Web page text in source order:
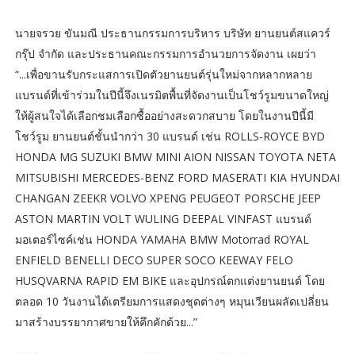
นายจรวย ขันมณี ประธานกรรมการบริหาร บริษัท ยานยนต์สแควร์
กรุ๊ป จำกัด และประธานคณะกรรมการอำนวยการจัดงาน เผยว่า
“...เพื่อขานรับกระแสการเปิดตัวยานยนต์รุ่นใหม่จากหลากหลาย
แบรนด์ที่เข้าร่วมในปีนี้จึงเนรมิตพื้นที่จัดงานเป็นโชว์รูมขนาดใหญ่
ให้ผู้สนใจได้เลือกชมเลือกซื้ออย่างสะดวกสบาย โดยในงานปีนี้มี
โชว์รูม ยานยนต์ชั้นนำกว่า 30 แบรนด์ เช่น ROLLS-ROYCE BYD
HONDA MG SUZUKI BMW MINI AION NISSAN TOYOTA NETA
MITSUBISHI MERCEDES-BENZ FORD MASERATI KIA HYUNDAI
CHANGAN ZEEKR VOLVO XPENG PEUGEOT PORSCHE JEEP
ASTON MARTIN VOLT WULING DEEPAL VINFAST แบรนด์
มอเตอร์ไซค์เช่น HONDA YAMAHA BMW Motorrad ROYAL
ENFIELD BENELLI DECO SUPER SOCO KEEWAY FELO
HUSQVARNA RAPID EM BIKE และอุปกรณ์ตกแต่งยานยนต์ โดย
ตลอด 10 วันงานได้เตรียมการแสดงชุดต่างๆ หมุนเวียนผลัดเปลี่ยน
มาสร้างบรรยากาศขายให้คึกคักด้วย...”